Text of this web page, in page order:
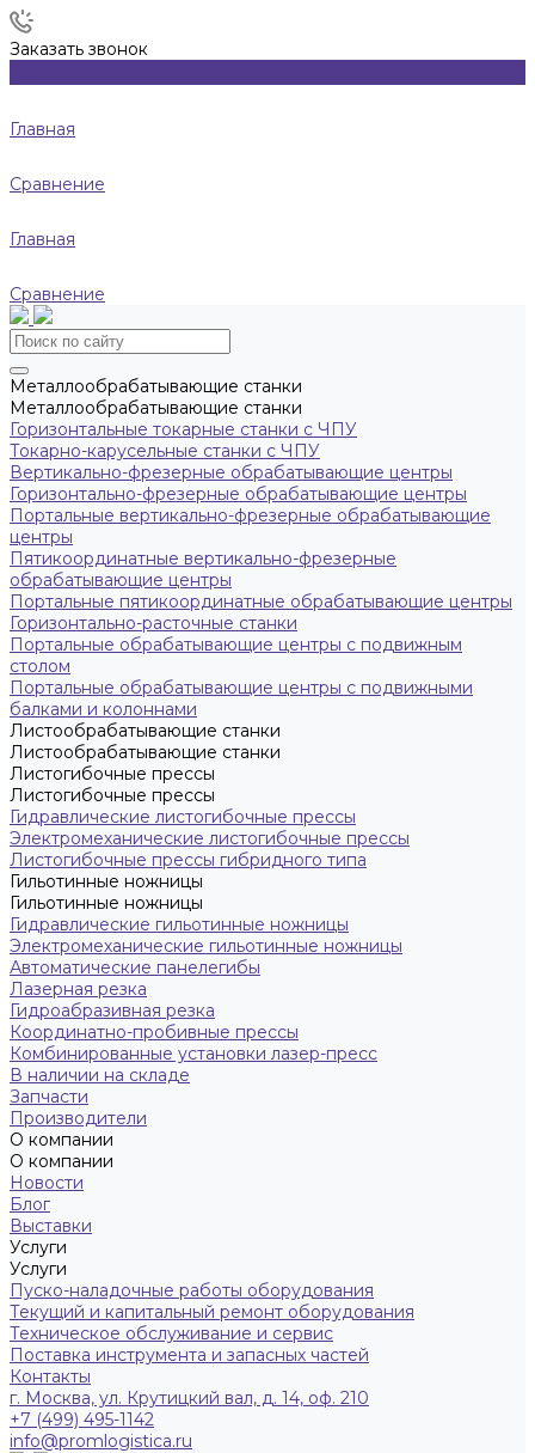
Заказать звонок
Главная
Сравнение
Главная
Сравнение
Металлообрабатывающие станки
Металлообрабатывающие станки
Горизонтальные токарные станки с ЧПУ
Токарно-карусельные станки с ЧПУ
Вертикально-фрезерные обрабатывающие центры
Горизонтально-фрезерные обрабатывающие центры
Портальные вертикально-фрезерные обрабатывающие
центры
Пятикоординатные вертикально-фрезерные
обрабатывающие центры
Портальные пятикоординатные обрабатывающие центры
Горизонтально-расточные станки
Портальные обрабатывающие центры с подвижным
столом
Портальные обрабатывающие центры с подвижными
балками и колоннами
Листообрабатывающие станки
Листообрабатывающие станки
Листогибочные прессы
Листогибочные прессы
Гидравлические листогибочные прессы
Электромеханические листогибочные прессы
Листогибочные прессы гибридного типа
Гильотинные ножницы
Гильотинные ножницы
Гидравлические гильотинные ножницы
Электромеханические гильотинные ножницы
Автоматические панелегибы
Лазерная резка
Гидроабразивная резка
Координатно-пробивные прессы
Комбинированные установки лазер-пресс
В наличии на складе
Запчасти
Производители
О компании
О компании
Новости
Блог
Выставки
Услуги
Услуги
Пуско-наладочные работы оборудования
Текущий и капитальный ремонт оборудования
Техническое обслуживание и сервис
Поставка инструмента и запасных частей
Контакты
г. Москва, ул. Крутицкий вал, д. 14, оф. 210
+7 (499) 495-1142
info@promlogistica.ru